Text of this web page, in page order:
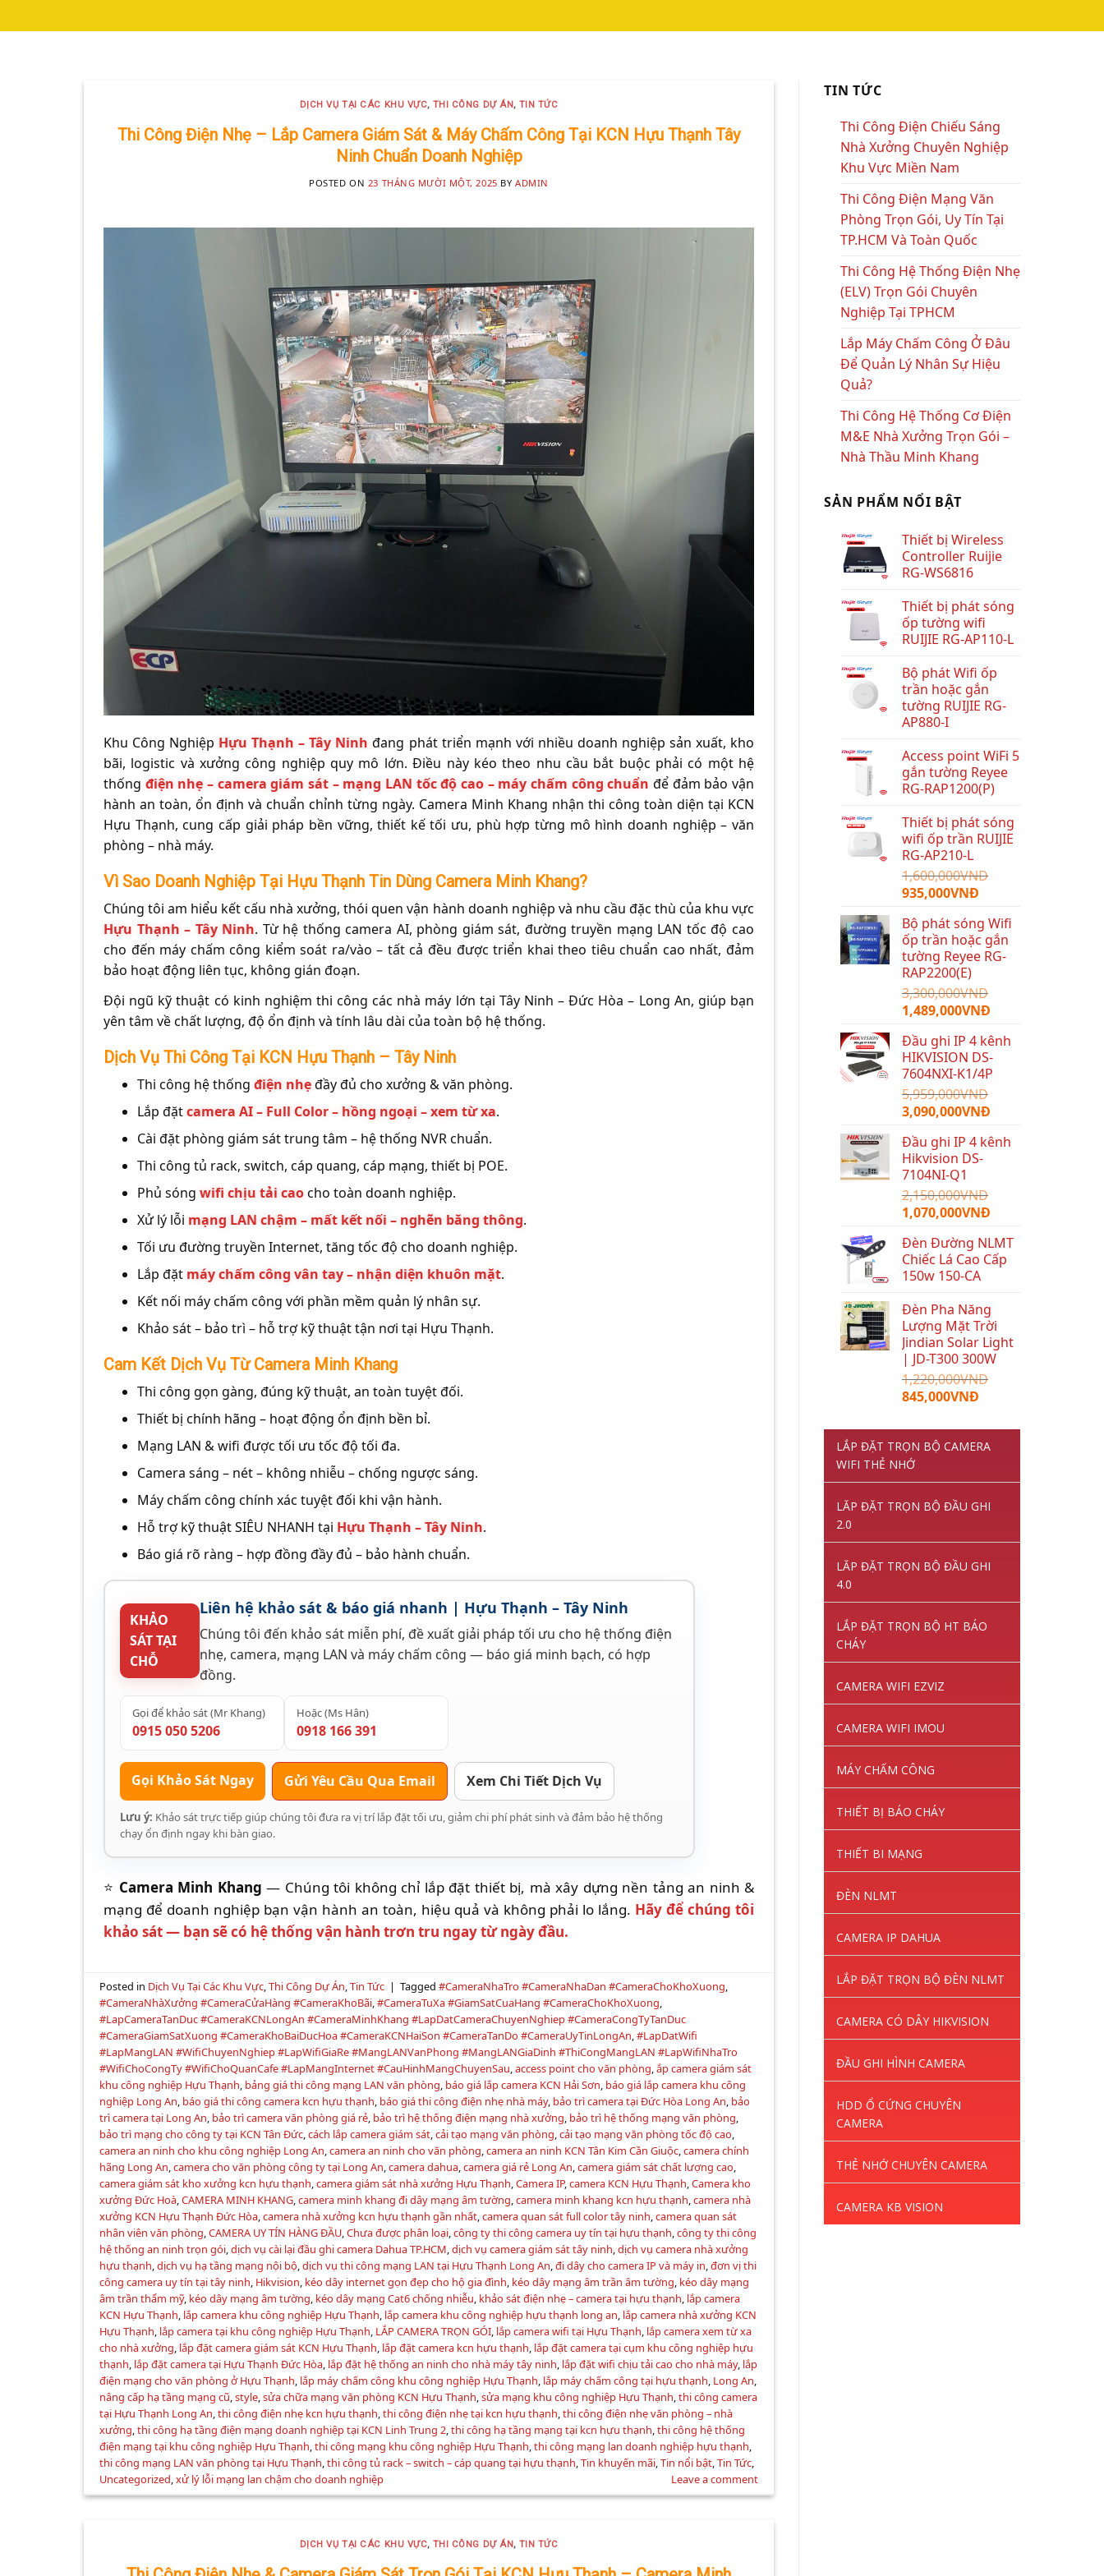
LẮP ĐẶT CAMERA HUYỆN BÌNH CHÁNH SIÊU AN NINH VÀ SIÊU TIẾT KIỆM | CAMERA
CONTINUE READING
DỊCH VỤ TẠI CÁC KHU VỰC, THI CÔNG DỰ ÁN, TIN TỨC
Thi Công Điện Nhẹ – Lắp Camera Giám Sát & Máy Chấm Công Tại KCN Hựu Thạnh Tây
Ninh Chuẩn Doanh Nghiệp
POSTED ON 23 THÁNG MƯỜI MỘT, 2025 BY ADMIN
Khu Công Nghiệp Hựu Thạnh – Tây Ninh đang phát triển mạnh với nhiều doanh nghiệp sản xuất, kho
bãi, logistic và xưởng công nghiệp quy mô lớn. Điều này kéo theo nhu cầu bắt buộc phải có một hệ
thống điện nhẹ – camera giám sát – mạng LAN tốc độ cao – máy chấm công chuẩn để đảm bảo vận
hành an toàn, ổn định và chuẩn chỉnh từng ngày. Camera Minh Khang nhận thi công toàn diện tại KCN
Hựu Thạnh, cung cấp giải pháp bền vững, thiết kế tối ưu, phù hợp từng mô hình doanh nghiệp – văn
phòng – nhà máy.
Vì Sao Doanh Nghiệp Tại Hựu Thạnh Tin Dùng Camera Minh Khang?
Chúng tôi am hiểu kết cấu nhà xưởng, thói quen vận hành doanh nghiệp và nhu cầu đặc thù của khu vực
Hựu Thạnh – Tây Ninh. Từ hệ thống camera AI, phòng giám sát, đường truyền mạng LAN tốc độ cao
cho đến máy chấm công kiểm soát ra/vào – tất cả đều được triển khai theo tiêu chuẩn cao nhất, đảm
bảo hoạt động liên tục, không gián đoạn.
Đội ngũ kỹ thuật có kinh nghiệm thi công các nhà máy lớn tại Tây Ninh – Đức Hòa – Long An, giúp bạn
yên tâm về chất lượng, độ ổn định và tính lâu dài của toàn bộ hệ thống.
Dịch Vụ Thi Công Tại KCN Hựu Thạnh – Tây Ninh
Thi công hệ thống điện nhẹđầy đủ cho xưởng & văn phòng.
Lắp đặtcamera AI – Full Color – hồng ngoại – xem từ xa.
Cài đặt phòng giám sát trung tâm – hệ thống NVR chuẩn.
Thi công tủ rack, switch, cáp quang, cáp mạng, thiết bị POE.
Phủ sóng wifi chịu tải caocho toàn doanh nghiệp.
Xử lý lỗi mạng LAN chậm – mất kết nối – nghẽn băng thông.
Tối ưu đường truyền Internet, tăng tốc độ cho doanh nghiệp.
Lắp đặt máy chấm công vân tay – nhận diện khuôn mặt.
Kết nối máy chấm công với phần mềm quản lý nhân sự.
Khảo sát – bảo trì – hỗ trợ kỹ thuật tận nơi tại Hựu Thạnh.
Cam Kết Dịch Vụ Từ Camera Minh Khang
Thi công gọn gàng, đúng kỹ thuật, an toàn tuyệt đối.
Thiết bị chính hãng – hoạt động ổn định bền bỉ.
Mạng LAN & wifi được tối ưu tốc độ tối đa.
Camera sáng – nét – không nhiễu – chống ngược sáng.
Máy chấm công chính xác tuyệt đối khi vận hành.
Hỗ trợ kỹ thuật SIÊU NHANH tại Hựu Thạnh – Tây Ninh.
Báo giá rõ ràng – hợp đồng đầy đủ – bảo hành chuẩn.
KHẢO
SÁT TẠI
CHỖ
Liên hệ khảo sát & báo giá nhanh | Hựu Thạnh – Tây Ninh
Chúng tôi đến khảo sát miễn phí, đề xuất giải pháp tối ưu cho hệ thống điện
nhẹ, camera, mạng LAN và máy chấm công — báo giá minh bạch, có hợp
đồng.
Gọi để khảo sát (Mr Khang)
0915 050 5206
Hoặc (Ms Hân)
0918 166 391
Gọi Khảo Sát Ngay Gửi Yêu Cầu Qua Email Xem Chi Tiết Dịch Vụ
Lưu ý: Khảo sát trực tiếp giúp chúng tôi đưa ra vị trí lắp đặt tối ưu, giảm chi phí phát sinh và đảm bảo hệ thống
chạy ổn định ngay khi bàn giao.
⭐ Camera Minh Khang — Chúng tôi không chỉ lắp đặt thiết bị, mà xây dựng nền tảng an ninh &
mạng để doanh nghiệp bạn vận hành an toàn, hiệu quả và không phải lo lắng. Hãy để chúng tôi
khảo sát — bạn sẽ có hệ thống vận hành trơn tru ngay từ ngày đầu.
Posted in Dịch Vụ Tại Các Khu Vực,Thi Công Dự Án,Tin Tức | Tagged#CameraNhaTro #CameraNhaDan #CameraChoKhoXuong,
#CameraNhàXưởng #CameraCửaHàng #CameraKhoBãi,#CameraTuXa #GiamSatCuaHang #CameraChoKhoXuong,
#LapCameraTanDuc #CameraKCNLongAn #CameraMinhKhang #LapDatCameraChuyenNghiep #CameraCongTyTanDuc
#CameraGiamSatXuong #CameraKhoBaiDucHoa #CameraKCNHaiSon #CameraTanDo #CameraUyTinLongAn,#LapDatWifi
#LapMangLAN #WifiChuyenNghiep #LapWifiGiaRe #MangLANVanPhong #MangLANGiaDinh #ThiCongMangLAN #LapWifiNhaTro
#WifiChoCongTy #WifiChoQuanCafe #LapMangInternet #CauHinhMangChuyenSau,access point cho văn phòng,ắp camera giám sát
khu công nghiệp Hựu Thạnh, bảng giá thi công mạng LAN văn phòng, báo giá lắp camera KCN Hải Sơn, báo giá lắp camera khu công
nghiệp Long An, báo giá thi công camera kcn hựu thạnh, báo giá thi công điện nhẹ nhà máy, bảo trì camera tại Đức Hòa Long An, bảo
trì camera tại Long An, bảo trì camera văn phòng giá rẻ, bảo trì hệ thống điện mạng nhà xưởng, bảo trì hệ thống mạng văn phòng,
bảo trì mạng cho công ty tại KCN Tân Đức,cách lắp camera giám sát,cải tạo mạng văn phòng,cải tạo mạng văn phòng tốc độ cao,
camera an ninh cho khu công nghiệp Long An,camera an ninh cho văn phòng,camera an ninh KCN Tân Kim Cần Giuộc,camera chính
hãng Long An,camera cho văn phòng công ty tại Long An,camera dahua,camera giá rẻ Long An,camera giám sát chất lượng cao,
camera giám sát kho xưởng kcn hựu thạnh,camera giám sát nhà xưởng Hựu Thạnh,Camera IP,camera KCN Hựu Thạnh,Camera kho
xưởng Đức Hoà,CAMERA MINH KHANG,camera minh khang đi dây mạng âm tường,camera minh khang kcn hựu thạnh,camera nhà
xưởng KCN Hựu Thạnh Đức Hòa,camera nhà xưởng kcn hựu thạnh gần nhất,camera quan sát full color tây ninh,camera quan sát
nhân viên văn phòng,CAMERA UY TÍN HÀNG ĐẦU,Chưa được phân loại,công ty thi công camera uy tín tại hựu thạnh,công ty thi công
hệ thống an ninh trọn gói,dịch vụ cài lại đầu ghi camera Dahua TP.HCM,dịch vụ camera giám sát tây ninh,dịch vụ camera nhà xưởng
hựu thạnh,dịch vụ hạ tầng mạng nội bộ,dịch vụ thi công mạng LAN tại Hựu Thạnh Long An,đi dây cho camera IP và máy in,đơn vị thi
công camera uy tín tại tây ninh, Hikvision, kéo dây internet gọn đẹp cho hộ gia đình, kéo dây mạng âm trần âm tường, kéo dây mạng
âm trần thẩm mỹ, kéo dây mạng âm tường, kéo dây mạng Cat6 chống nhiễu, khảo sát điện nhẹ – camera tại hựu thạnh, lắp camera
KCN Hựu Thạnh, lắp camera khu công nghiệp Hựu Thạnh, lắp camera khu công nghiệp hựu thạnh long an, lắp camera nhà xưởng KCN
Hựu Thạnh, lắp camera tại khu công nghiệp Hựu Thạnh, LẮP CAMERA TRỌN GÓI, lắp camera wifi tại Hựu Thạnh, lắp camera xem từ xa
cho nhà xưởng, lắp đặt camera giám sát KCN Hựu Thạnh, lắp đặt camera kcn hựu thạnh, lắp đặt camera tại cụm khu công nghiệp hựu
thạnh, lắp đặt camera tại Hựu Thạnh Đức Hòa, lắp đặt hệ thống an ninh cho nhà máy tây ninh, lắp đặt wifi chịu tải cao cho nhà máy, lắp
điện mạng cho văn phòng ở Hựu Thạnh, lắp máy chấm công khu công nghiệp Hựu Thạnh, lắp máy chấm công tại hựu thạnh, Long An,
nâng cấp hạ tầng mạng cũ,style,sửa chữa mạng văn phòng KCN Hựu Thạnh,sửa mạng khu công nghiệp Hựu Thạnh,thi công camera
tại Hựu Thạnh Long An,thi công điện nhẹ kcn hựu thạnh,thi công điện nhẹ tại kcn hựu thạnh,thi công điện nhẹ văn phòng – nhà
xưởng,thi công hạ tầng điện mạng doanh nghiệp tại KCN Linh Trung 2,thi công hạ tầng mạng tại kcn hựu thạnh,thi công hệ thống
điện mạng tại khu công nghiệp Hựu Thạnh,thi công mạng khu công nghiệp Hựu Thạnh,thi công mạng lan doanh nghiệp hựu thạnh,
thi công mạng LAN văn phòng tại Hựu Thạnh,thi công tủ rack – switch – cáp quang tại hựu thạnh,Tin khuyến mãi,Tin nổi bật,Tin Tức,
Uncategorized,xử lý lỗi mạng lan chậm cho doanh nghiệp Leave a comment
DỊCH VỤ TẠI CÁC KHU VỰC, THI CÔNG DỰ ÁN, TIN TỨC
TIN TỨC
Thi Công Điện Chiếu Sáng
Nhà Xưởng Chuyên Nghiệp
Khu Vực Miền Nam
Thi Công Điện Mạng Văn
Phòng Trọn Gói, Uy Tín Tại
TP.HCM Và Toàn Quốc
Thi Công Hệ Thống Điện Nhẹ
(ELV) Trọn Gói Chuyên
Nghiệp Tại TPHCM
Lắp Máy Chấm Công Ở Đâu
Để Quản Lý Nhân Sự Hiệu
Quả?
Thi Công Hệ Thống Cơ Điện
M&E Nhà Xưởng Trọn Gói –
Nhà Thầu Minh Khang
SẢN PHẨM NỔI BẬT
Thiết bị Wireless
Controller Ruijie
RG-WS6816
Thiết bị phát sóng
ốp tường wifi
RUIJIE RG-AP110-L
Bộ phát Wifi ốp
trần hoặc gắn
tường RUIJIE RG-
AP880-I
Access point WiFi 5
gắn tường Reyee
RG-RAP1200(P)
Thiết bị phát sóng
wifi ốp trần RUIJIE
RG-AP210-L
1,600,000VNĐ
Giá
là:
1,600,000VNĐ.
935,000VNĐ
tại
là:
935,000VNĐ.
Bộ phát sóng Wifi
ốp trần hoặc gắn
tường Reyee RG-
RAP2200(E)
3,300,000VNĐ
Giá
là:
3,300,000VNĐ.
1,489,000VNĐ
tại
là:
1,489,000VNĐ.
Đầu ghi IP 4 kênh
HIKVISION DS-
7604NXI-K1/4P
5,959,000VNĐ
Giá
là:
5,959,000VNĐ.
3,090,000VNĐ
tại
Đầu ghi IP 4 kênh
Hikvision DS-
7104NI-Q1
2,150,000VNĐ
Giá
là:
2,150,000VNĐ.
1,070,000VNĐ
tại
là:
Đèn Đường NLMT
Chiếc Lá Cao Cấp
150w 150-CA
Đèn Pha Năng
Lượng Mặt Trời
Jindian Solar Light
| JD-T300 300W
1,220,000VNĐ
Giá
là:
1,220,000VNĐ.
845,000VNĐ
tại
là:
LẮP ĐẶT TRỌN BỘ CAMERA
WIFI THẺ NHỚ
LĂP ĐẶT TRỌN BỘ ĐẦU GHI
2.0
LĂP ĐẶT TRỌN BỘ ĐẦU GHI
4.0
LẮP ĐẶT TRỌN BỘ HT BÁO
CHÁY
CAMERA WIFI EZVIZ
CAMERA WIFI IMOU
MÁY CHẤM CÔNG
THIẾT BỊ BÁO CHÁY
THIẾT BI MẠNG
ĐÈN NLMT
CAMERA IP DAHUA
LẮP ĐẶT TRỌN BỘ ĐÈN NLMT
CAMERA CÓ DÂY HIKVISION
ĐẦU GHI HÌNH CAMERA
HDD Ổ CỨNG CHUYÊN
CAMERA
THẺ NHỚ CHUYÊN CAMERA
CAMERA KB VISION